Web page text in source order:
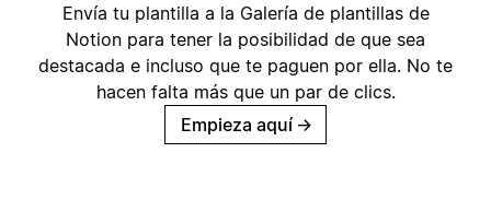
Envía tu plantilla a la Galería de plantillas de
Notion para tener la posibilidad de que sea
destacada e incluso que te paguen por ella. No te
hacen falta más que un par de clics.
Empieza aquí →